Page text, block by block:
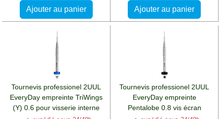
Ajouter au panier Ajouter au panier
Tournevis professionel 2UUL
EveryDay empreinte TriWings
(Y) 0.6 pour visserie interne
Tournevis professionel 2UUL
EveryDay empreinte
Pentalobe 0.8 vis écran